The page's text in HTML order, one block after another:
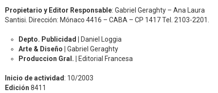
Propietario y Editor Responsable: Gabriel Geraghty – Ana Laura
Santisi. Dirección: Mónaco 4416 – CABA – CP 1417Tel. 2103-2201.
Depto. Publicidad |
Daniel Loggia
Arte & Diseño | Gabriel Geraghty
Produccion Gral. |
Editorial Francesa
Inicio de actividad : 10/2003
Edición 8411